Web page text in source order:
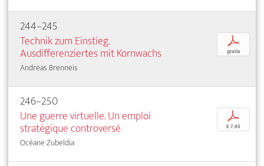
244–245
Technik zum Einstieg.
Ausdifferenziertes mit Kornwachs
Andreas Brenneis
p
gratis
246–250
Une guerre virtuelle. Un emploi
stratégique controversé
Océane Zubeldia
p
€ 7,95